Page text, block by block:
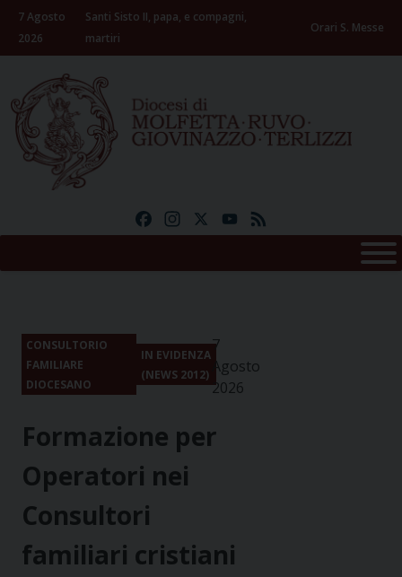
Skip
content
7 Agosto
2026
Santi Sisto II, papa, e compagni,
martiri
Orari S. Messe
FacebookInstagramYouTube
CONSULTORIO
FAMILIARE
DIOCESANO
IN EVIDENZA
(NEWS 2012)
7
Agosto
2026
Formazione per
Operatori nei
Consultori
familiari cristiani